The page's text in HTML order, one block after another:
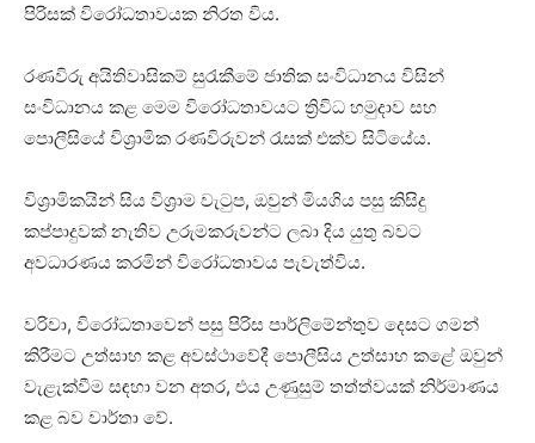
පිරිසක් විරෝධතාවයක නිරත විය.
රණවිරු අයිතිවාසිකම් සුරැකීමේ ජාතික සංවිධානය විසින්
සංවිධානය කළ මෙම විරෝධතාවයට ත්‍රිවිධ හමුදාව සහ
පොලීසියේ විශ්‍රාමික රණවිරුවන් රැසක් එක්ව සිටියේය.
විශ්‍රාමිකයින් සිය විශ්‍රාම වැටුප, ඔවුන් මියගිය පසු කිසිදු
කප්පාදුවක් නැතිව උරුමකරුවන්ට ලබා දිය යුතු බවට
අවධාරණය කරමින් විරෝධතාවය පැවැත්විය.
වරිවා, විරෝධතාවෙන් පසු පිරිස පාර්ලිමේන්තුව දෙසට ගමන්
කිරීමට උත්සාහ කළ අවස්ථාවේදී පොලීසිය උත්සාහ කළේ ඔවුන්
වැළැක්වීම සඳහා වන අතර, එය උණුසුම් තත්ත්වයක් නිර්මාණය
කළ බව වාර්තා වේ.